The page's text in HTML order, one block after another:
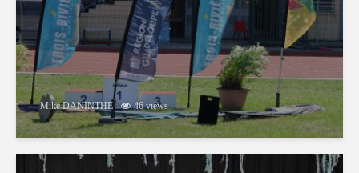
Mike DANINTHE 46 views